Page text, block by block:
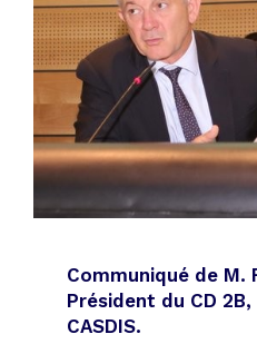
Communiqué de M.
Président du CD
CASDIS.